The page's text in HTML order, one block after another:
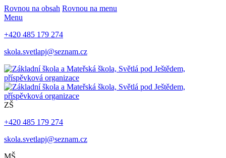
Rovnou na obsah Rovnou na menu
Menu
+420 485 179 274
skola.svetlapj@seznam.cz
ZŠ
+420 485 179 274
skola.svetlapj@seznam.cz
MŠ